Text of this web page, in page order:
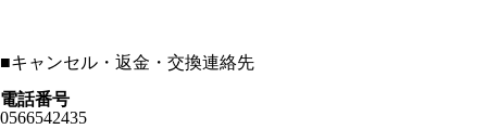
■キャンセル・返金・交換連絡先
電話番号
0566542435